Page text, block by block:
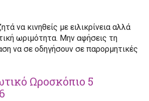
να κινηθείς με ειλικρίνεια αλλά
ωριμότητα. Μην αφήσεις τη
να σε οδηγήσουν σε παρορμητικές
Ωροσκόπιο 5